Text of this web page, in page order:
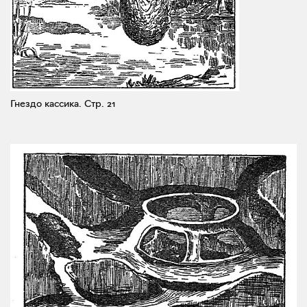
Гнездо кассика. Стр. 21